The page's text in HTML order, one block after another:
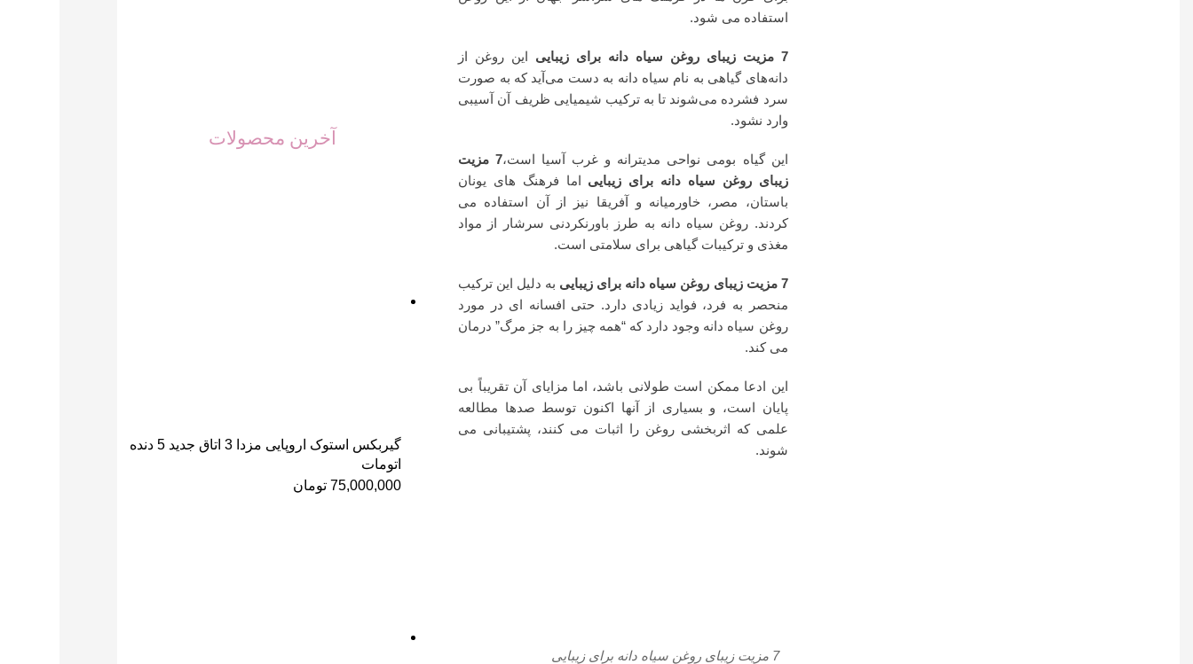
استفاده می شود.
7 مزیت زیبای روغن سیاه دانه برای زیبایی
این روغن از
دانه‌های گیاهی به نام سیاه‌ دانه به دست می‌آید که به صورت
سرد فشرده می‌شوند تا به ترکیب شیمیایی ظریف آن آسیبی
وارد نشود.
این گیاه بومی نواحی مدیترانه و غرب آسیا است، 7 مزیت
زیبای روغن سیاه دانه برای زیبایی اما فرهنگ های یونان
باستان، مصر، خاورمیانه و آفریقا نیز از آن استفاده می
کردند. روغن سیاه دانه به طرز باورنکردنی سرشار از مواد
مغذی و ترکیبات گیاهی برای سلامتی است.
7 مزیت زیبای روغن سیاه دانه برای زیبایی
به دلیل این ترکیب
منحصر به فرد، فواید زیادی دارد. حتی افسانه ای در مورد
روغن سیاه دانه وجود دارد که “همه چیز را به جز مرگ” درمان
می کند.
این ادعا ممکن است طولانی باشد، اما مزایای آن تقریباً بی
پایان است، و بسیاری از آنها اکنون توسط صدها مطالعه
علمی که اثربخشی روغن را اثبات می کنند، پشتیبانی می
شوند.
7 مزیت زیبای روغن سیاه دانه برای زیبایی
آخرین محصولات
گیربکس استوک اروپایی مزدا 3 اتاق جدید 5 دنده
اتومات
75,000,000 تومان